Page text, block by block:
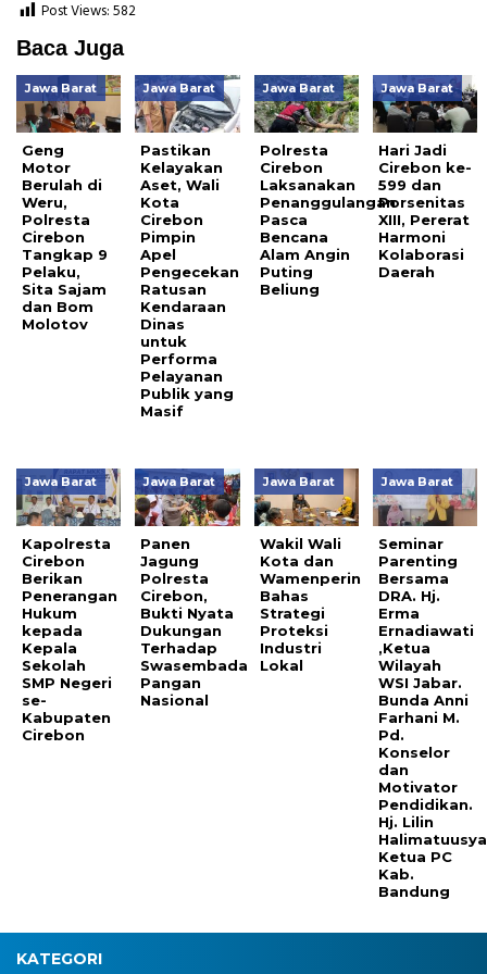
Post Views:582
Baca Juga
Jawa Barat
Geng
Motor
Berulah di
Weru,
Polresta
Cirebon
Tangkap 9
Pelaku,
Sita Sajam
dan Bom
Molotov
Jawa Barat
Pastikan
Kelayakan
Aset, Wali
Kota
Cirebon
Pimpin
Apel
Pengecekan
Ratusan
Kendaraan
Dinas
untuk
Performa
Pelayanan
Publik yang
Masif
Jawa Barat
Polresta
Cirebon
Laksanakan
Penanggulangan
Pasca
Bencana
Alam Angin
Puting
Beliung
Jawa Barat
Hari Jadi
Cirebon ke-
599 dan
Porsenitas
XIII, Pererat
Harmoni
Kolaborasi
Daerah
Jawa Barat
Kapolresta
Cirebon
Berikan
Penerangan
Hukum
kepada
Kepala
Sekolah
SMP Negeri
se-
Kabupaten
Cirebon
Jawa Barat
Panen
Jagung
Polresta
Cirebon,
Bukti Nyata
Dukungan
Terhadap
Swasembada
Pangan
Nasional
Jawa Barat
Wakil Wali
Kota dan
Wamenperin
Bahas
Strategi
Proteksi
Industri
Lokal
Jawa Barat
Seminar
Parenting
Bersama
DRA. Hj.
Erma
Ernadiawati
,Ketua
Wilayah
WSI Jabar.
Bunda Anni
Farhani M.
Pd.
Konselor
dan
Motivator
Pendidikan.
Hj. Lilin
Ketua PC
Kab.
Bandung
KATEGORI